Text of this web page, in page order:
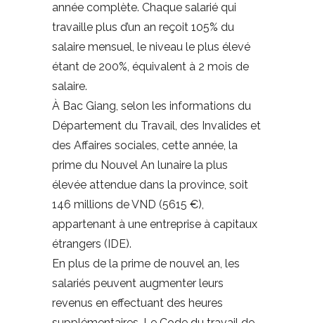
année complète. Chaque salarié qui
travaille plus d’un an reçoit 105% du
salaire mensuel, le niveau le plus élevé
étant de 200%, équivalent à 2 mois de
salaire.
À Bac Giang, selon les informations du
Département du Travail, des Invalides et
des Affaires sociales, cette année, la
prime du Nouvel An lunaire la plus
élevée attendue dans la province, soit
146 millions de VND (5615 €),
appartenant à une entreprise à capitaux
étrangers (IDE).
En plus de la prime de nouvel an, les
salariés peuvent augmenter leurs
revenus en effectuant des heures